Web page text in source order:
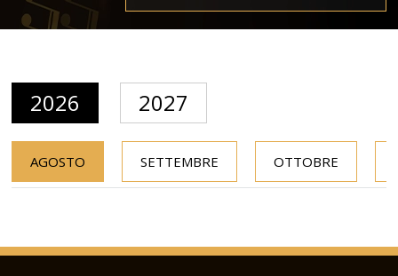
2026 2027
AGOSTO SETTEMBRE OTTOBRE